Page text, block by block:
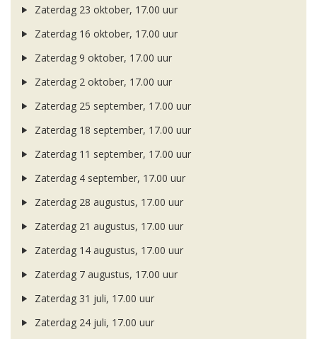
Zaterdag 23 oktober, 17.00 uur
Zaterdag 16 oktober, 17.00 uur
Zaterdag 9 oktober, 17.00 uur
Zaterdag 2 oktober, 17.00 uur
Zaterdag 25 september, 17.00 uur
Zaterdag 18 september, 17.00 uur
Zaterdag 11 september, 17.00 uur
Zaterdag 4 september, 17.00 uur
Zaterdag 28 augustus, 17.00 uur
Zaterdag 21 augustus, 17.00 uur
Zaterdag 14 augustus, 17.00 uur
Zaterdag 7 augustus, 17.00 uur
Zaterdag 31 juli, 17.00 uur
Zaterdag 24 juli, 17.00 uur